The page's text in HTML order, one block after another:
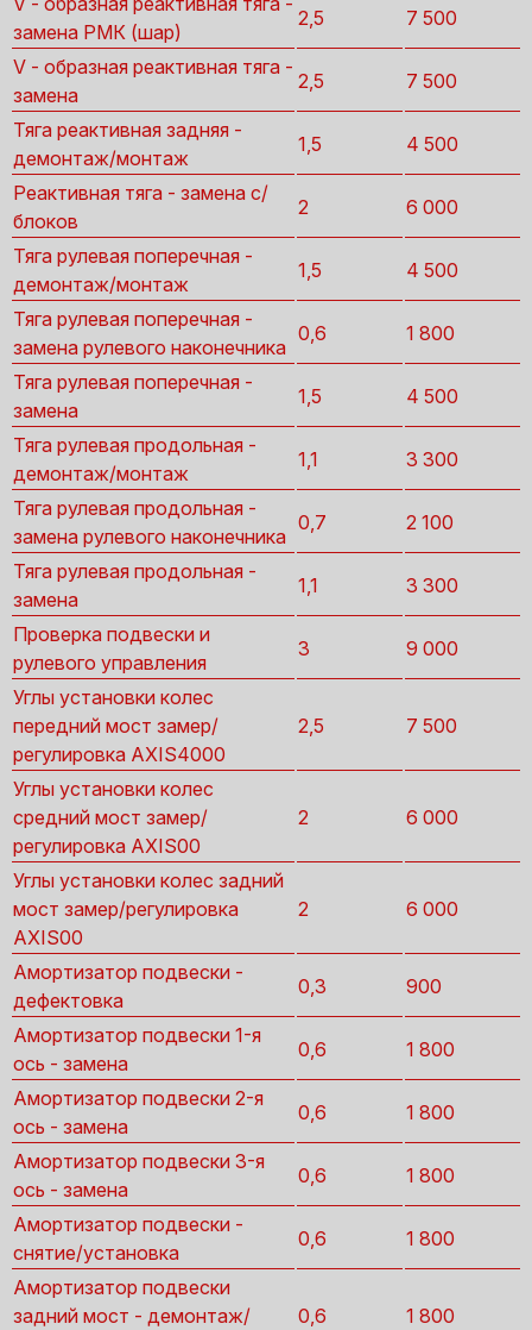
замена РМК (шар)
2,5 7 500
V - образная реактивная тяга -
замена
2,5 7 500
Тяга реактивная задняя -
демонтаж/монтаж
1,5 4 500
Реактивная тяга - замена с/
блоков
2 6 000
Тяга рулевая поперечная -
демонтаж/монтаж
1,5 4 500
Тяга рулевая поперечная -
замена рулевого наконечника
0,6 1 800
Тяга рулевая поперечная -
замена
1,5 4 500
Тяга рулевая продольная -
демонтаж/монтаж
1,1 3 300
Тяга рулевая продольная -
замена рулевого наконечника
0,7 2 100
Тяга рулевая продольная -
замена
1,1 3 300
Проверка подвески и
рулевого управления
3 9 000
Углы установки колес
передний мост замер/
регулировка AXIS4000
2,5 7 500
Углы установки колес
средний мост замер/
регулировка AXIS00
2 6 000
Углы установки колес задний
мост замер/регулировка
AXIS00
2 6 000
Амортизатор подвески -
дефектовка
0,3 900
Амортизатор подвески 1-я
ось - замена
0,6 1 800
Амортизатор подвески 2-я
ось - замена
0,6 1 800
Амортизатор подвески 3-я
ось - замена
0,6 1 800
Амортизатор подвески -
снятие/установка
0,6 1 800
Амортизатор подвески
задний мост - демонтаж/
0,6 1 800